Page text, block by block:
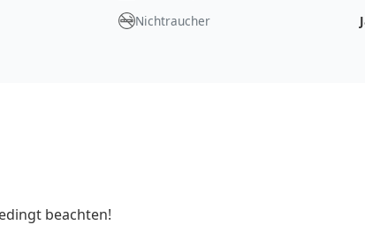
Nichtraucher
beachten!